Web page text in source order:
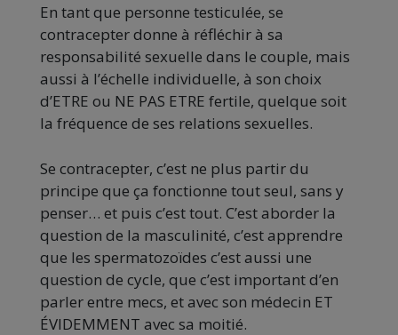
En tant que personne testiculée, se
contracepter donne à réfléchir à sa
responsabilité sexuelle dans le couple, mais
aussi à l’échelle individuelle, à son choix
d’ETRE ou NE PAS ETRE fertile, quelque soit
la fréquence de ses relations sexuelles.
Se contracepter, c’est ne plus partir du
principe que ça fonctionne tout seul, sans y
penser… et puis c’est tout. C’est aborder la
question de la masculinité, c’est apprendre
que les spermatozoïdes c’est aussi une
question de cycle, que c’est important d’en
parler entre mecs, et avec son médecin ET
ÉVIDEMMENT avec sa moitié.